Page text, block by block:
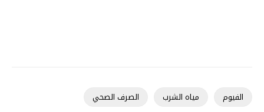
الفيوم مياه الشرب الصرف الصحي